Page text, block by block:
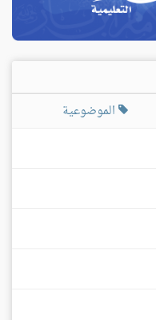
الموضوعية